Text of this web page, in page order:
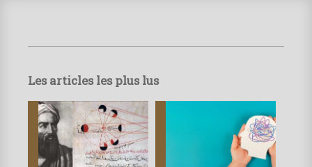
Les articles les plus lus